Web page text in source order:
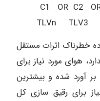
C1 OR C2
TLVn
خطرناک اثرات مستقل
هوای مورد نیاز برای
آورد شده و بیشترین
برای رقیق سازی کل